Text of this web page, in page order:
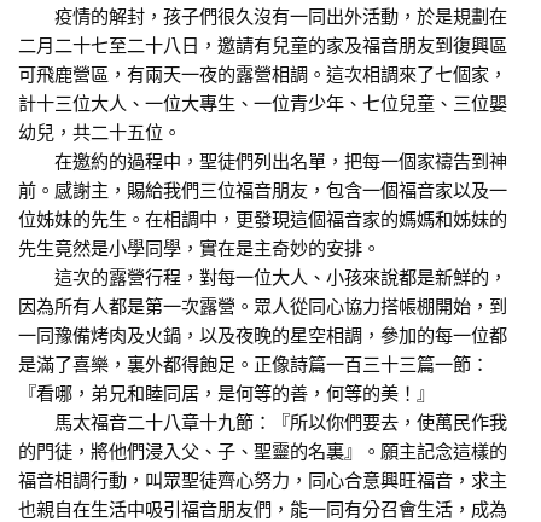
疫情的解封，孩子們很久沒有一同出外活動，於是規劃在
二月二十七至二十八日，邀請有兒童的家及福音朋友到復興區
可飛鹿營區，有兩天一夜的露營相調。這次相調來了七個家，
計十三位大人、一位大專生、一位青少年、七位兒童、三位嬰
幼兒，共二十五位。
在邀約的過程中，聖徒們列出名單，把每一個家禱告到神
前。感謝主，賜給我們三位福音朋友，包含一個福音家以及一
位姊妹的先生。在相調中，更發現這個福音家的媽媽和姊妹的
先生竟然是小學同學，實在是主奇妙的安排。
這次的露營行程，對每一位大人、小孩來說都是新鮮的，
因為所有人都是第一次露營。眾人從同心協力搭帳棚開始，到
一同豫備烤肉及火鍋，以及夜晚的星空相調，參加的每一位都
是滿了喜樂，裏外都得飽足。正像詩篇一百三十三篇一節：
『看哪，弟兄和睦同居，是何等的善，何等的美！』
馬太福音二十八章十九節：『所以你們要去，使萬民作我
的門徒，將他們浸入父、子、聖靈的名裏』。願主記念這樣的
福音相調行動，叫眾聖徒齊心努力，同心合意興旺福音，求主
也親自在生活中吸引福音朋友們，能一同有分召會生活，成為